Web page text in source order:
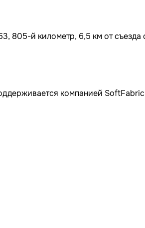
805-й километр, 6,5 км от съезда
компанией